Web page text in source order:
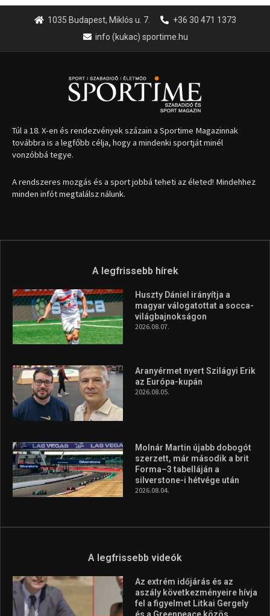
1035 Budapest, Miklós u. 7.
+36 30 471 1373
info (kukac) sportime.hu
Túl a 18. X-en és rendezvények százain a Sportime Magazinnak
továbbra is a legfőbb célja, hogy a mindenki sportját minél
vonzóbbá tegye.
A rendszeres mozgás és a sport jobbá teheti az életed! Mindehhez
minden infót megtalálsz nálunk.
A legfrissebb hírek
Huszty Dániel irányítja a
magyar válogatottat a socca-
világbajnokságon
2026.08.07.
Aranyérmet nyert Szilágyi Erik
az Európa-kupán
2026.08.05.
Molnár Martin újabb dobogót
szerzett, már második a brit
Forma–3 tabelláján a
silverstone-i hétvége után
2026.08.04.
A legfrissebb videók
Az extrém időjárás és az
aszály következményeire hívja
fel a figyelmet Litkai Gergely
és a Greenpeace közös